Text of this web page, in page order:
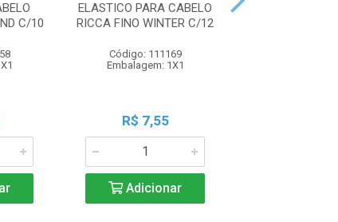
C/10
ELASTICO PARA CABELO
RICCA FINO WINTER C/12
Código: 111169
Embalagem: 1X1
R$ 7,55
Adicionar